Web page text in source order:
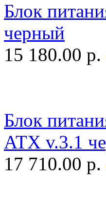
Блок
черный
15 180.00 р.
Блок
ATX v.3.1
17 710.00 р.